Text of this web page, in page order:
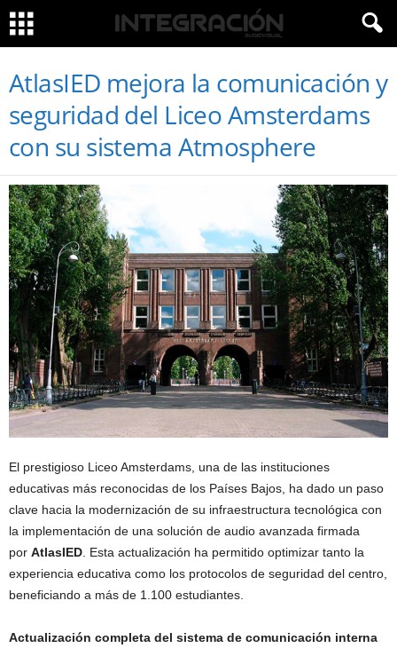
AtlasIED mejora la comunicación y
seguridad del Liceo Amsterdams
con su sistema Atmosphere
El prestigioso Liceo Amsterdams, una de las instituciones
educativas más reconocidas de los Países Bajos, ha dado un paso
clave hacia la modernización de su infraestructura tecnológica con
la implementación de una solución de audio avanzada firmada
por AtlasIED. Esta actualización ha permitido optimizar tanto la
experiencia educativa como los protocolos de seguridad del centro,
beneficiando a más de 1.100 estudiantes.
Actualización completa del sistema de comunicación interna